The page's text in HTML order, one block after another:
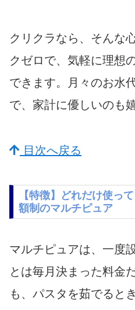
クリクラなら、そんな
クゼロで、気軽に理想
できます。月々のお水
で、家計に優しいのも
目次へ戻る
【特徴】どれだけ使っ
額制のマルチピュア
マルチピュアは、一度
とは毎月決まった料金
も、パスタを茹でると